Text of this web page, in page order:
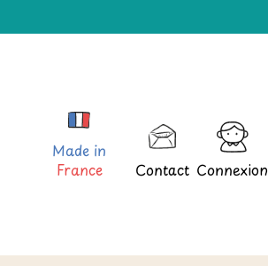
Connexion
Contact
Made in
France